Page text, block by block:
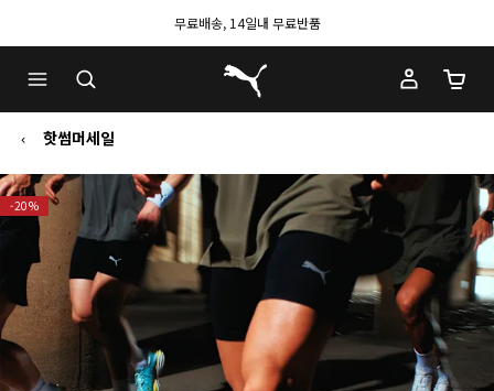
무료배송, 14일내 무료반품
푸마 홈
장바
핫썸머세일
-20%